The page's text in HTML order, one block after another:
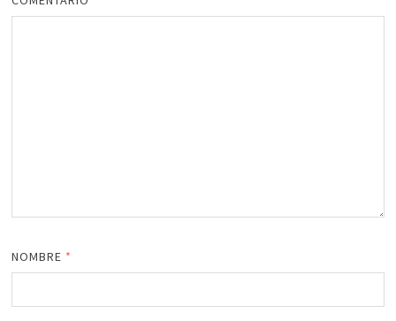
NOMBRE *